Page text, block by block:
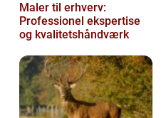
Maler til erhverv:
Professionel ekspertise
og kvalitetshåndværk